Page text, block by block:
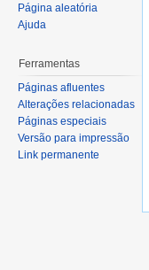
Página aleatória
Ajuda
Ferramentas
Páginas afluentes
Alterações relacionadas
Páginas especiais
Versão para impressão
Link permanente